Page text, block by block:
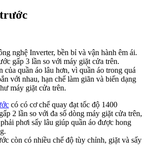
nghệ Inverter, bền bỉ và vận hành êm ái.
gấp 3 lần so với máy giặt cửa trên.
của quần áo lâu hơn, vì quần áo trong quá
với nhau, hạn chế làm giãn và biến dạng
máy giặt cửa trên.
có có cơ chế quay đạt tốc độ 1400
2 lần so với đa số dòng máy giặt cửa trên,
phơi sấy lâu giúp quần áo được hong
còn có nhiều chế độ tùy chỉnh, giặt và sấy